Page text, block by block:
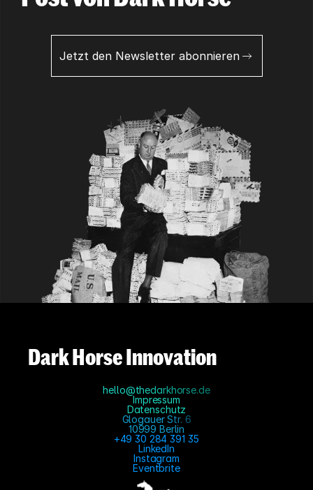
Jetzt den Newsletter abonnieren
Dark Horse Innovation
hello@thedarkhorse.de
Impressum
Datenschutz
Glogauer Str. 6
10999 Berlin
+49 30 284 391 35
LinkedIn
Instagram
Eventbrite